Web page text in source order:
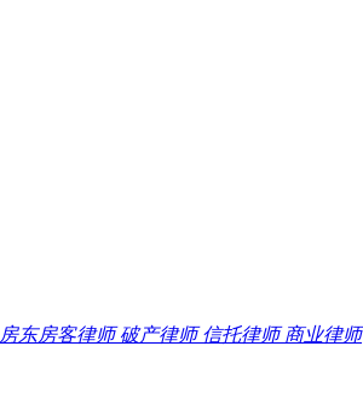
房东房客律师 破产律师 信托律师 商业律师